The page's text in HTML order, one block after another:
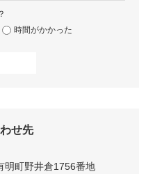
時間がかかった
せ先
明町野井倉1756番地